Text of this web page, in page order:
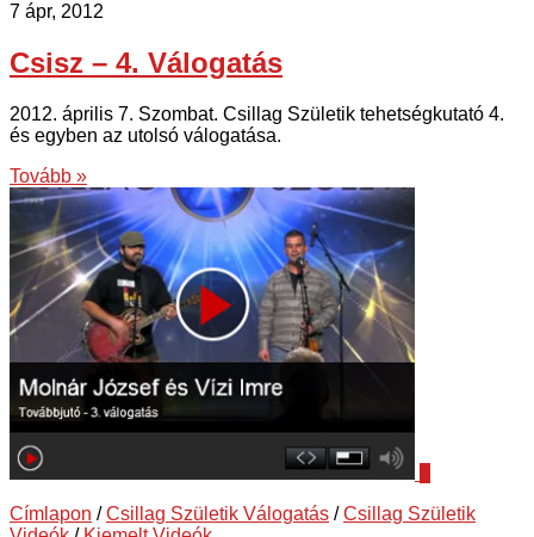
7 ápr, 2012
Csisz – 4. Válogatás
2012. április 7. Szombat. Csillag Születik tehetségkutató 4.
és egyben az utolsó válogatása.
Tovább »
Címlapon /Csillag Születik Válogatás /Csillag Születik